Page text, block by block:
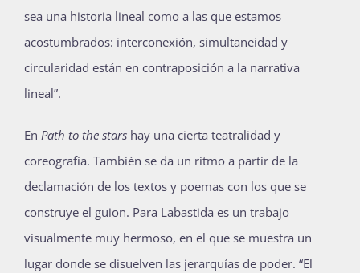
sea una historia lineal como a las que estamos
acostumbrados: interconexión, simultaneidad y
circularidad están en contraposición a la narrativa
lineal”.
En Path to the stars hay una cierta teatralidad y
coreografía. También se da un ritmo a partir de la
declamación de los textos y poemas con los que se
construye el guion. Para Labastida es un trabajo
visualmente muy hermoso, en el que se muestra un
lugar donde se disuelven las jerarquías de poder. “El